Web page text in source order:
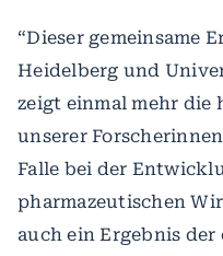
“Dieser gemeinsame
Heidelberg und
zeigt einmal mehr die
unserer
Falle bei der
pharmazeutischen
auch ein Ergebnis der